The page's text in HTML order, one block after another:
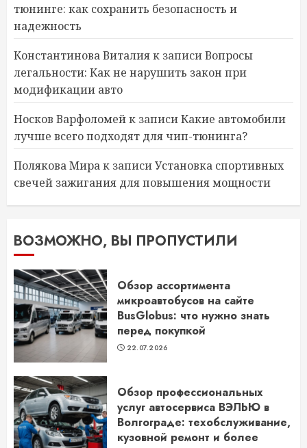
тюнинге: как сохранить безопасность и
надежность
Константинова Виталияк записиВопросы
легальности: Как не нарушить закон при
модификации авто
Носков Варфоломейк записиКакие автомобили
лучше всего подходят для чип-тюнинга?
Полякова Мирак записиУстановка спортивных
свечей зажигания для повышения мощности
ВОЗМОЖНО, ВЫ ПРОПУСТИЛИ
Обзор ассортимента
микроавтобусов на сайте
BusGlobus: что нужно знать
перед покупкой
22.07.2026
Обзор профессиональных
услуг автосервиса ВЭЛЬЮ в
Волгограде: техобслуживание,
кузовной ремонт и более